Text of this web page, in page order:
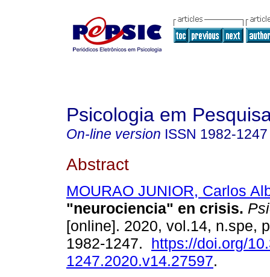
Psicologia em
On-line version ISSN 1982-1247
Abstract
MOURAO JUNIOR, Carlos
"neurociencia" en crisis.
[online]. 2020, vol.14, n.spe,
1982-1247. https://doi.org/
1247.2020.v14.27597.